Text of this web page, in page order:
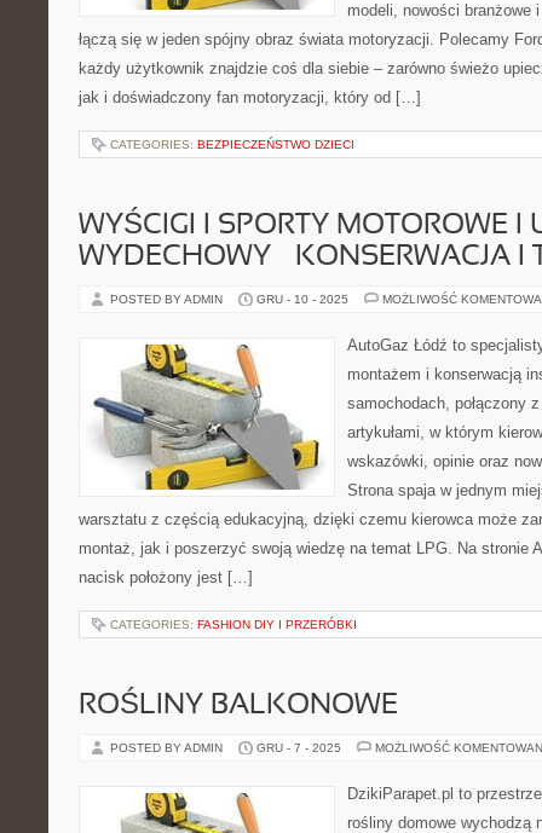
modeli, nowości branżowe
łączą się w jeden spójny obraz świata motoryzacji. Polecamy
każdy użytkownik znajdzie coś dla siebie – zarówno świeżo
jak i doświadczony fan motoryzacji, który od […]
CATEGORIES: BEZPIECZEŃSTWO DZIECI
WYŚCIGI I SPORTY MOTOROWE I
WYDECHOWY – KONSERWACJA I
POSTED BY ADMIN GRU - 10 - 2025 MOŻLIWOŚĆ
AutoGaz Łódź to
montażem i konserwacją
samochodach, połączony
artykułami, w którym
wskazówki, opinie oraz
Strona spaja w jednym
warsztatu z częścią edukacyjną, dzięki czemu kierowca może
montaż, jak i poszerzyć swoją wiedzę na temat LPG. Na stronie
nacisk położony jest […]
CATEGORIES: FASHION DIY I PRZERÓBKI
ROŚLINY BALKONOWE
POSTED BY ADMIN GRU - 7 - 2025 MOŻLIWOŚĆ
DzikiParapet.pl to
rośliny domowe wychodzą